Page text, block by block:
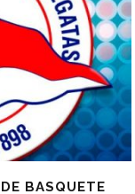
BASQUETE